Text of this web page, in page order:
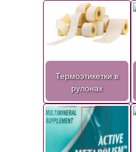
Термоэтикетки в
рулонах